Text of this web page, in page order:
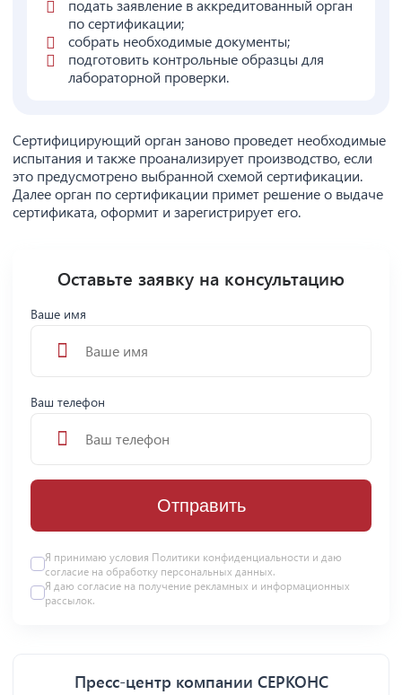
подать заявление в аккредитованный орган
по сертификации;
собрать необходимые документы;
подготовить контрольные образцы для
лабораторной проверки.
Сертифицирующий орган заново проведет необходимые
испытания и также проанализирует производство, если
это предусмотрено выбранной схемой сертификации.
Далее орган по сертификации примет решение о выдаче
сертификата, оформит и зарегистрирует его.
Оставьте заявку на консультацию
Ваше имя
Ваш телефон
Отправить
Я принимаю условия Политики конфиденциальности и даю
согласие на обработку персональных данных.
Я даю согласие на получение рекламных и информационных
рассылок.
Пресс-центр компании СЕРКОНС